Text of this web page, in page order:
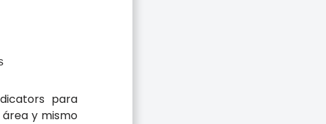
para
y mismo